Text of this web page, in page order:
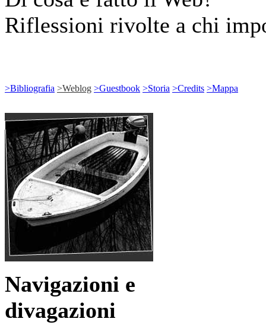
Riflessioni rivolte a chi
>Bibliografia >Weblog >Guestbook >Storia >Credits >Mappa
Navigazioni e
divagazioni